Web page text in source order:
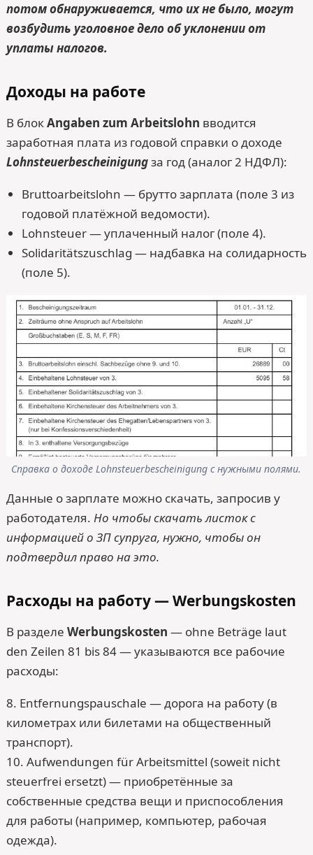
потом обнаруживается, что их не было, могут
возбудить уголовное дело об уклонении от
уплаты налогов.
Доходы на работе
В блокAngaben zum Arbeitslohn вводится
заработная плата из годовой справки о доходе
Lohnsteuerbescheinigungза год (аналог 2 НДФЛ):
Bruttoarbeitslohn — брутто зарплата (поле 3 из
годовой платёжной ведомости).
Lohnsteuer — уплаченный налог (поле 4).
Solidaritätszuschlag — надбавка на солидарность
(поле 5).
Справка о доходе Lohnsteuerbescheinigung с нужными полями.
Данные о зарплате можно скачать, запросив у
работодателя. Но чтобы скачать листок с
информацией о ЗП супруга, нужно, чтобы он
подтвердил право на это.
Расходы на работу — Werbungskosten
В разделе Werbungskosten — ohne Beträge laut
den Zeilen 81 bis 84 — указываются все рабочие
расходы:
8. Entfernungspauschale — дорога на работу (в
километрах или билетами на общественный
транспорт).
10. Aufwendungen für Arbeitsmittel (soweit nicht
steuerfrei ersetzt) — приобретённые за
собственные средства вещи и приспособления
для работы (например, компьютер, рабочая
одежда).